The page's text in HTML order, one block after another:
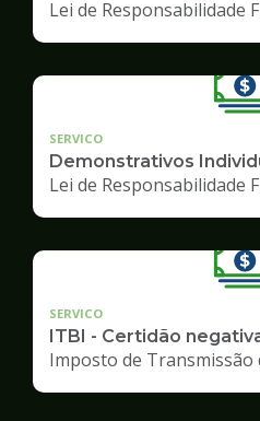
Lei de Responsabilidade
SERVICO
Demonstrativos
Lei de Responsabilidade
SERVICO
ITBI - Certidão
Imposto de Transmissão